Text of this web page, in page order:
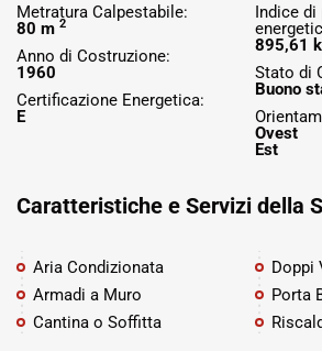
Metratura Calpestabile:
80 m 2
Anno di Costruzione:
1960
Certificazione Energetica:
E
Indice di
895,61
Stato di
Buono
Ovest
Est
Caratteristiche e Servizi della
Aria Condizionata
Armadi a Muro
Cantina o Soffitta
Doppi
Porta